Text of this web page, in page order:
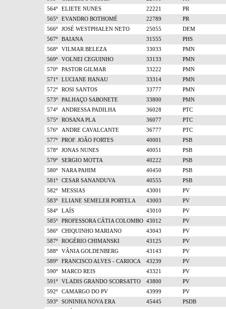
564º
ELIETE NUNES 22221
PR
565º
EVANDRO BOTHOMÉ 22789
PR
566º
JOSÉ WESTPHALEN NETO 25055
DEM
567º
BAIANA 31555
PHS
568º
VILMAR BELEZA 33033
PMN
569º
VOLNEI CEGUINHO 33133
PMN
570º
PASTOR GILMAR 33222
PMN
571º
LUCIANE HANAU 33314
PMN
572º
ROSI SANTOS 33777
PMN
573º
PALHAÇO SABONETE 33800
PMN
574º
ANDRESSA PADILHA 36028
PTC
575º
ROSANA PLA 36077
PTC
576º
ANDRE CAVALCANTE 36777
PTC
577º
PROF. JOÃO FORTES 40001
PSB
578º
JONAS NUNES 40051
PSB
579º
SERGIO MOTTA 40222
PSB
580º
NARA PAHIM 40450
PSB
581º
CESAR SANANDUVA 40555
PSB
582º
MESSIAS 43001
PV
583º
ELIANE SEMELER PORTELA 43003
PV
584º
LAÍS 43010
PV
585º
PROFESSORA CÁTIA COLOMBO 43012
PV
586º
CHIQUINHO MARIANO 43043
PV
587º
ROGÉRIO CHIMANSKI 43125
PV
588º
VÂNIA GOLDENBERG 43143
PV
589º
FRANCISCO ALVES - CARIOCA 43239
PV
590º
MARCO REIS 43321
PV
591º
VLADIS GRANDO SCORSATTO 43800
PV
592º
CAMARGO DO PV 43999
PV
593º
SONINHA NOVA ERA 45445
PSDB